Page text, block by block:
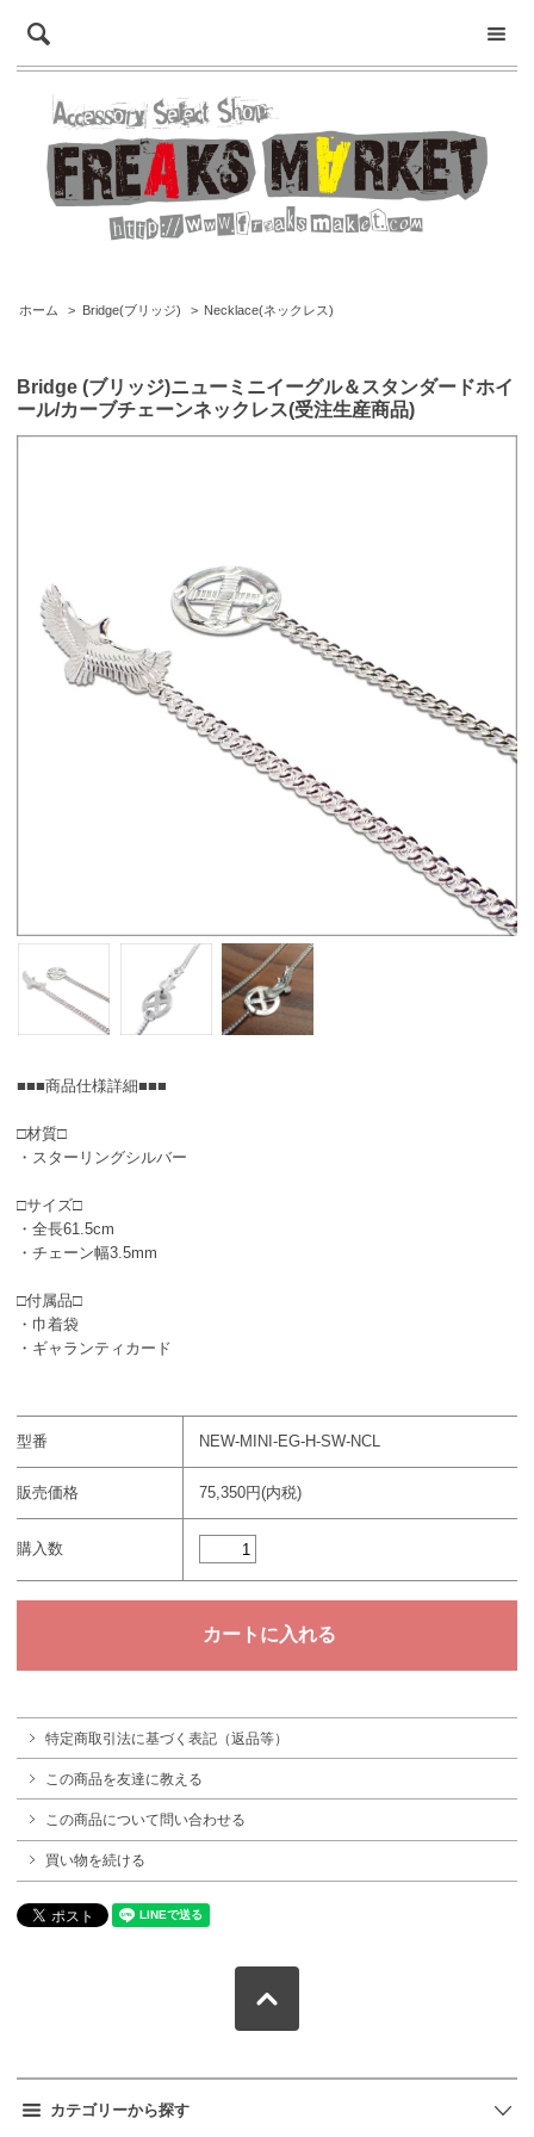
ホーム > Bridge(ブリッジ) > Necklace(ネックレス)
Bridge (ブリッジ)ニューミニイーグル＆スタンダードホイ
ール/カーブチェーンネックレス(受注生産商品)
■■■商品仕様詳細■■■
□材質□
・スターリングシルバー
□サイズ□
・全長61.5cm
・チェーン幅3.5mm
□付属品□
・巾着袋
・ギャランティカード
型番 NEW-MINI-EG-H-SW-NCL
販売価格 75,350円(内税)
購入数
特定商取引法に基づく表記（返品等）
この商品を友達に教える
この商品について問い合わせる
買い物を続ける
カテゴリーから探す